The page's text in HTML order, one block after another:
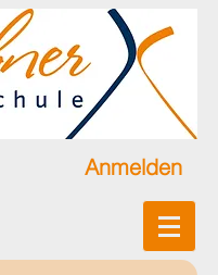
Anmelden